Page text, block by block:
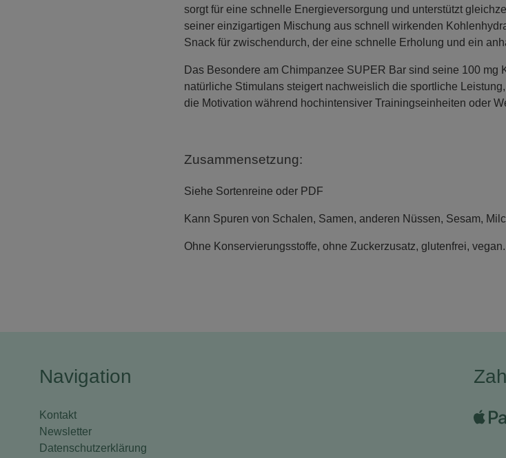
sorgt für eine schnelle Energieversorgung und unterstützt
seiner einzigartigen Mischung aus schnell wirkenden
Snack für zwischendurch, der eine schnelle Erholung und ein
Das Besondere am Chimpanzee SUPER Bar sind seine 100 mg
natürliche Stimulans steigert nachweislich die sportliche
die Motivation während hochintensiver Trainingseinheiten oder
Zusammensetzung:
Siehe Sortenreine oder PDF
Kann Spuren von Schalen, Samen, anderen Nüssen, Sesam,
Ohne Konservierungsstoffe, ohne Zuckerzusatz, glutenfrei,
Navigation
Kontakt
Newsletter
Datenschutzerklärung